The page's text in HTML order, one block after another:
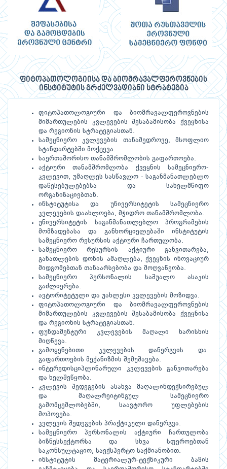
ფიტოპათოლოგიისა და ბიომრავალფეროვნების
ინსტიტუტის გრძელვადიანი სტრატეგია
ფიტოპათოლოგიური და ბიომრავალფეროვნების
მიმართულების კვლევების შესაბამისობა ქვეყნისა
და რეგიონის სტრატეგიასთან.
სამეცნიერო კვლევების თანამედროვე, მსოფლიო
სტანდარტებში მოქცევა.
საერთაშორისო თანამშრომლობის გაფართოება.
აქტიური თანამშრომლობა ქვეყნის სამეცნიერო-
კვლევით, უმაღლეს სასწავლო - საგანმანათლებლო
დაწესებულებებსა და სახელმწიფო
ორგანიზაციებთან.
ინსტიტუტისა და უნივერსიტეტის სამეცნიერო
კვლევების დაახლოება, მჭიდრო თანამშრომლობა.
უნივერსიტეტის საგანმანათლებლო პროგრამების
მომზადებასა და განხორციელებაში ინსტიტუტის
სამეცნიერო რესურსის აქტიური ჩართულობა.
სამეცნიერო რესურსის აქტიური განვითარება,
განათლების დონის ამაღლება, ქვეყნის ინოვაციურ
მიდგომებთან თანაარსებობა და მოღვაწეობა.
სამეცნიერო პერსონალის საშუალო ასაკის
გაძლიერება.
ავტორიტეტული და უახლესი კვლევების მოზიდვა.
ფიტოპათოლოგიური და ბიომრავალფეროვნების
მიმართულების კვლევების შესაბამისობა ქვეყნისა
და რეგიონის სტრატეგიასთან.
ფუნდამენტური კვლევების მაღალი ხარისხის
მიღწევა.
გამოყენებითი კვლევების დანერგვის და
გაფართოების მექანიზმის შემუშავება.
ინტერედისციპლინარული კვლევების განვითარება
და ხელშეწყობა.
კვლევის შედეგების ასახვა მაღალინდექსირებულ
და მაღალრეიტინგულ სამეცნიერო
გამომცემლობებში, საავტორო უფლებების
მოპოვება.
კვლევის შედეგების პრაქტიკული დანერგვა.
სამეცნიერო პერსონალის აქტიური ჩართულობა
ბიზნესსექტორსა და სხვა სფეროებთან
საკონსულტაციო, საექსპერტო საქმიანობით.
ინსტიტუტის მატერიალურ-ტექნიკური ბაზის